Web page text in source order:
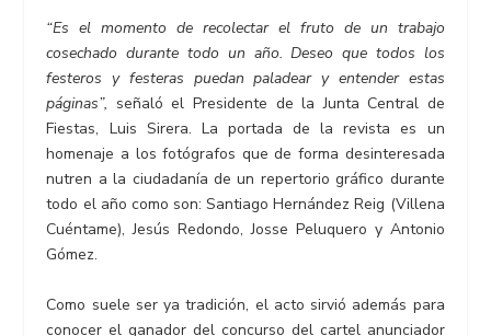
“Es el momento de recolectar el fruto de un trabajo
cosechado durante todo un año. Deseo que todos los
festeros y festeras puedan paladear y entender estas
páginas”, señaló el Presidente de la Junta Central de
Fiestas, Luis Sirera. La portada de la revista es un
homenaje a los fotógrafos que de forma desinteresada
nutren a la ciudadanía de un repertorio gráfico durante
todo el año como son: Santiago Hernández Reig (Villena
Cuéntame), Jesús Redondo, Josse Peluquero y Antonio
Gómez.
Como suele ser ya tradición, el acto sirvió además para
conocer el ganador del concurso del cartel anunciador